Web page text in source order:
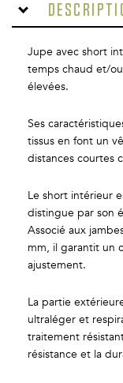
Jupe avec short
temps chaud et/
élevées.
Ses
tissus en font un
distances courtes
Le short intérieur
distingue par son
Associé aux
mm, il garantit un
ajustement.
La partie
ultraléger et
traitement
résistance et la